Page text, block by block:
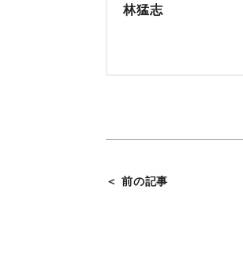
林猛志
＜ 前の記事